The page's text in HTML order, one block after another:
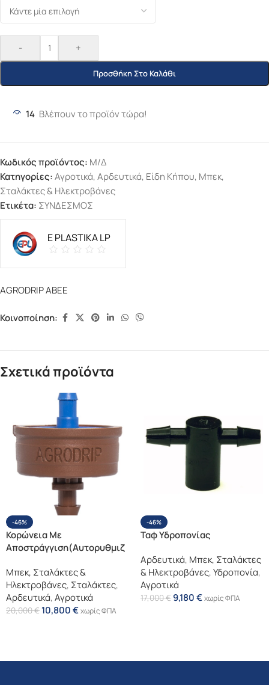
- +
Προσθήκη Στο Καλάθι
14 Βλέπουν το προϊόν τώρα!
Κωδικός προϊόντος: Μ/Δ
Κατηγορίες:Αγροτικά,Αρδευτικά, Είδη Κήπου, Μπεκ,
Σταλάκτες & Ηλεκτροβάνες
Ετικέτα: ΣΥΝΔΕΣΜΟΣ
E PLASTIKA LP
AGRODRIP ΑΒΕΕ
Κοινοποίηση:
Σχετικά προϊόντα
-46%
Κορώνεια Με
Αποστράγγιση(Αυτορυθμιζ
Μπεκ, Σταλάκτες &
Ηλεκτροβάνες, Σταλάκτες,
Αρδευτικά,Αγροτικά
20,000€ 10,800€χωρίς ΦΠΑ
-46%
Ταφ Υδροπονίας
Αρδευτικά, Μπεκ, Σταλάκτες
& Ηλεκτροβάνες,Υδροπονία,
Αγροτικά
17,000€9,180€χωρίς ΦΠΑ